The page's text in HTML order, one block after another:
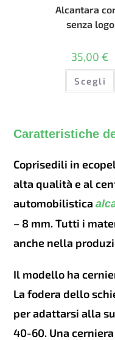
Alcantara
senza logo
35,00 €
Scegli
Caratteristiche
Coprisedili in
alta qualità e al
automobilistica
– 8 mm. Tutti i
anche nella
Il modello ha
La fodera dello
per adattarsi alla
40-60. Una